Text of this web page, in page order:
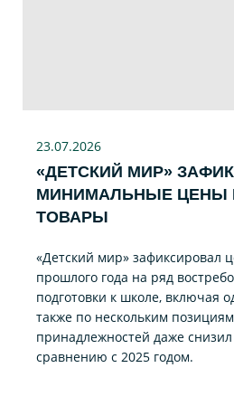
23.07.2026
«ДЕТСКИЙ МИР»
МИНИМАЛЬНЫЕ ЦЕНЫ
ТОВАРЫ
«Детский мир» зафиксировал
прошлого года на ряд
подготовки к школе, включая
также по нескольким
принадлежностей даже
сравнению с 2025 годом.